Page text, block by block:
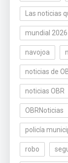
Las noticias
mundial 2026
navojoa
noticias de
noticias OBR
OBRNoticias
policía
robo